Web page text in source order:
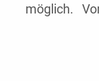
möglich.